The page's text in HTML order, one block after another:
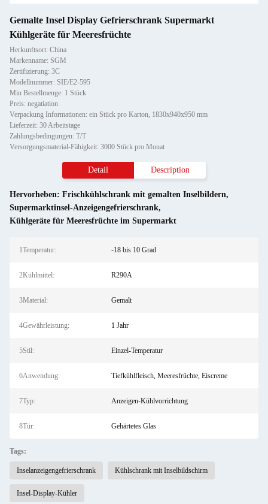
Gemalte Insel Display Gefrierschrank Supermarkt
Kühlgeräte für Meeresfrüchte
Herkunftsort: China
Markenname: SGM
Zertifizierung: 3C
Modellnummer: SIE/E2-595
Min Bestellmenge: 1 Stück
Preis: negatiation
Verpackung Informationen: ein Stück pro Karton, 1830x940x950 mm
Lieferzeit: 30 Arbeitstage
Zahlungsbedingungen: T/T
Versorgungsmaterial-Fähigkeit: 3000 Stück pro Monat
Detail Description
Hervorheben: Frischkühlschrank mit gemalten Inselbildern,
Supermarktinsel-Anzeigengefrierschrank,
Kühlgeräte für Meeresfrüchte im Supermarkt
1Temperatur: -18 bis 10 Grad
2Kühlmittel: R290A
3Material: Gemalt
4Gewährleistung: 1 Jahr
5Stil: Einzel-Temperatur
6Anwendung: Tiefkühlfleisch, Meeresfrüchte, Eiscreme
7Typ: Anzeigen-Kühlvorrichtung
8Tür: Gehärtetes Glas
Tags:
Inselanzeigengefrierschrank Kühlschrank mit Inselbildschirm
Insel-Display-Kühler